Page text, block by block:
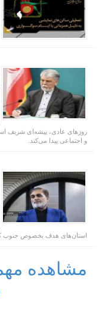
روزهای عادی، پیشه‌ای شریف
و اجتماعی پیدا می‌کند.
استان‌های هدف بخصوص جنوب
مشاهده